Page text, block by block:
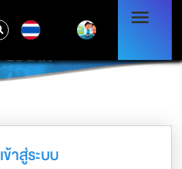
LOG IN
เข้าสู่ระบบ